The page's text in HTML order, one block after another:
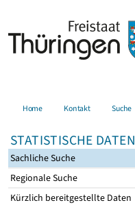
Home Kontakt Suche
STATISTISCHE DATEN
Sachliche Suche
Regionale Suche
Kürzlich bereitgestellte Daten